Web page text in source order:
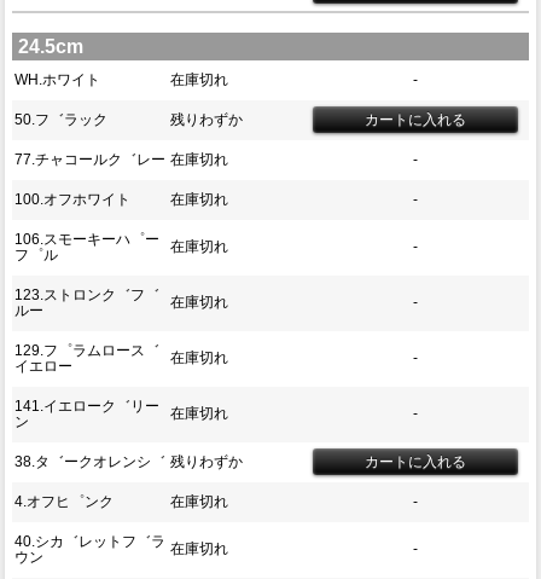
24.5cm
WH.ホワイト 在庫切れ -
50.フ゛ラック 残りわずか
77.チャコールク゛レー 在庫切れ -
100.オフホワイト 在庫切れ -
106.スモーキーハ゜ー
フ゜ル
在庫切れ -
123.ストロンク゛フ゛
ルー
在庫切れ -
129.フ゜ラムロース゛
イエロー
在庫切れ -
141.イエローク゛リー
ン
在庫切れ -
38.タ゛ークオレンシ゛ 残りわずか
4.オフヒ゜ンク 在庫切れ -
40.シカ゛レットフ゛ラ
ウン
在庫切れ -